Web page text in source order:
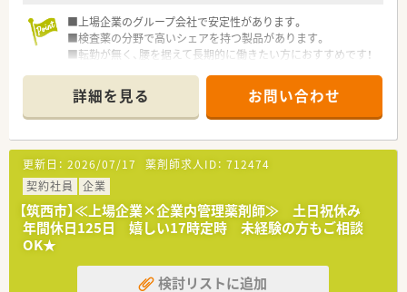
■上場企業のグループ会社で安定性があります。
■検査薬の分野で高いシェアを持つ製品があります。
■転勤が無く、腰を据えて長期的に働きたい方におすすめです！
詳細を見る お問い合わせ
更新日： 2026/07/17 薬剤師求人ID： 712474
契約社員
企業
【筑西市】≪上場企業×企業内管理薬剤師≫ 土日祝休み
年間休日125日 嬉しい17時定時 未経験の方もご相談
OK★
検討リストに追加